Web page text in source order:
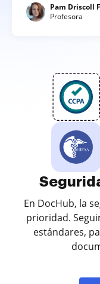
Pam Driscoll F
Profesora
En DocHub, la
prioridad.
estándares,